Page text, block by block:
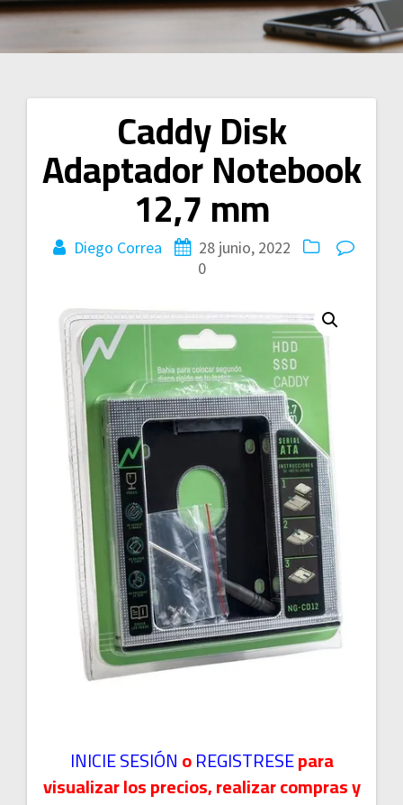
Caddy Disk
Adaptador Notebook
12,7 mm
Diego Correa
28 junio, 2022
0
INICIE SESIÓNoREGISTRESEpara
visualizar los precios, realizar compras y
Navegación
de
entradas